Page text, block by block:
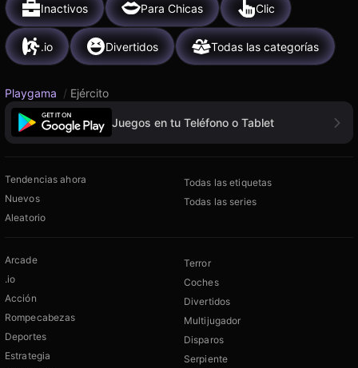
Inactivos Para Chicas Clic
.io Divertidos Todas las categorías
Playgama / Ejército
Juegos en tu Teléfono o Tablet
Tendencias ahora
Nuevos
Aleatorio
Todas las etiquetas
Todas las series
Arcade
.io
Acción
Rompecabezas
Deportes
Estrategia
Terror
Coches
Divertidos
Multijugador
Disparos
Serpiente